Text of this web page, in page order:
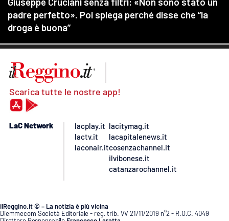
Scarica tutte le nostre app!
LaC Network
lacplay.it
lactv.it
laconair.it
lacitymag.it
lacapitalenews.it
cosenzachannel.it
ilvibonese.it
catanzarochannel.it
ilReggino.it © – La notizia è più vicina
Diemmecom Società Editoriale - reg. trib. VV 21/11/2019 n°2 - R.O.C. 4049